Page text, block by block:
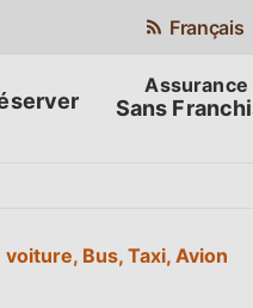
Français
Sans
Bus, Taxi, Avion